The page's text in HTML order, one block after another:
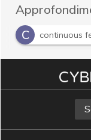
C
continuous
C Continuous